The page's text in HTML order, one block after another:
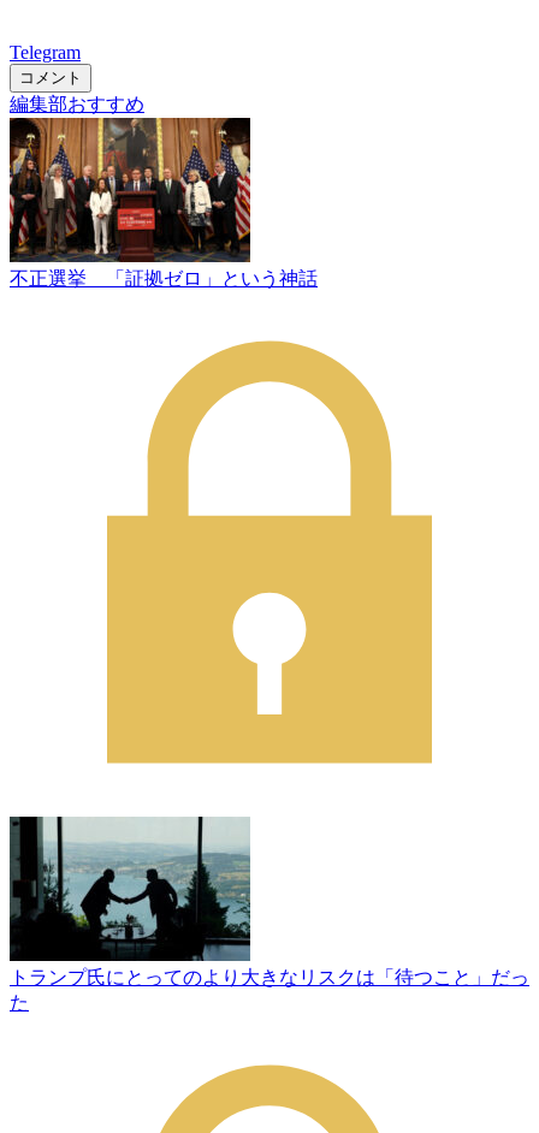
Telegram
コメント
編集部おすすめ
不正選挙 「証拠ゼロ」という神話
トランプ氏にとってのより大きなリスクは「待つこと」だっ
た